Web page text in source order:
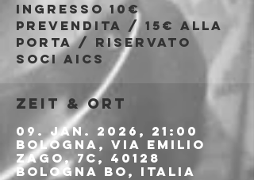
Ingresso 10€
prevendita / 15€ alla
porta / riservato
soci AICS
Zeit & Ort
09. Jan. 2026, 21:00
Bologna, Via Emilio
Zago, 7c, 40128
Bologna BO, Italia